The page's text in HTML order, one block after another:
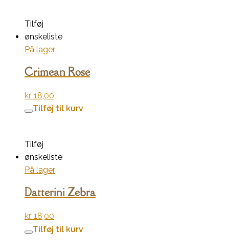
Tilføj
ønskeliste
På lager
Crimean Rose
kr. 18,00
Tilføj til kurv
Tilføj
ønskeliste
På lager
Datterini Zebra
kr. 18,00
Tilføj til kurv